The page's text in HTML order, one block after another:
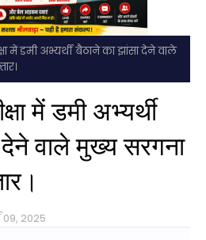
में डमी अभ्यर्थी बैठाने का झांसा देने वाले
में डमी अभ्यर्थी
वाले मुख्य सरगना
09, 2025